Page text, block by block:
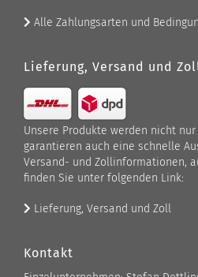
Alle Zahlungsarten und
Lieferung, Versand und
Unsere Produkte werden nicht
garantieren auch eine schnelle
Versand- und Zollinformationen,
finden Sie unter folgenden Link:
Lieferung, Versand und Zoll
Kontakt